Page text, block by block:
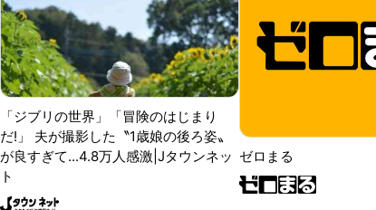
「ジブリの世界」「冒険のはじまり
だ!」 夫が撮影した〝1歳娘の後ろ姿〟
が良すぎて...4.8万人感激|Jタウンネッ
ト
ゼロまる